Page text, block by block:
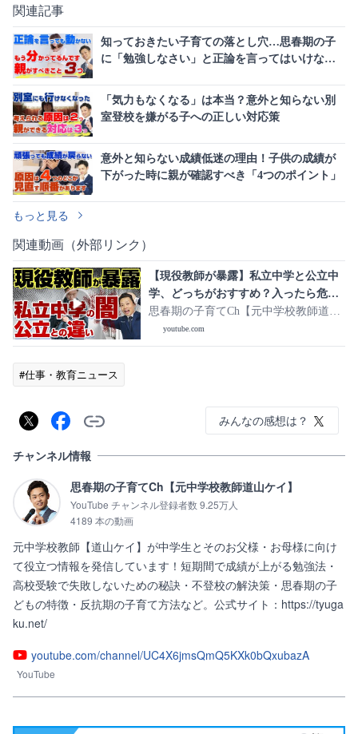
関連記事
知っておきたい子育ての落とし穴…思春期の子
に「勉強しなさい」と正論を言ってはいけない
「気力もなくなる」は本当？意外と知らない別
室登校を嫌がる子への正しい対応策
意外と知らない成績低迷の理由！子供の成績が
下がった時に親が確認すべき「4つのポイント」
もっと見る
関連動画（外部リンク）
【現役教師が暴露】私立中学と公立中
学、どっちがおすすめ？入ったら危険
な子どもがいるので注意
思春期の子育てCh【元中学校教師道山
ケイ】
youtube.com
#仕事・教育ニュース
みんなの感想は？
チャンネル情報
思春期の子育てCh【元中学校教師道山ケイ】
YouTube チャンネル登録者数 9.25万人
4189 本の動画
元中学校教師【道山ケイ】が中学生とそのお父様・お母様に向け
て役立つ情報を発信しています！短期間で成績が上がる勉強法・
高校受験で失敗しないための秘訣・不登校の解決策・思春期の子
どもの特徴・反抗期の子育て方法など。公式サイト：https://tyuga
ku.net/
youtube.com/channel/UC4X6jmsQmQ5KXk0bQxubazA
YouTube